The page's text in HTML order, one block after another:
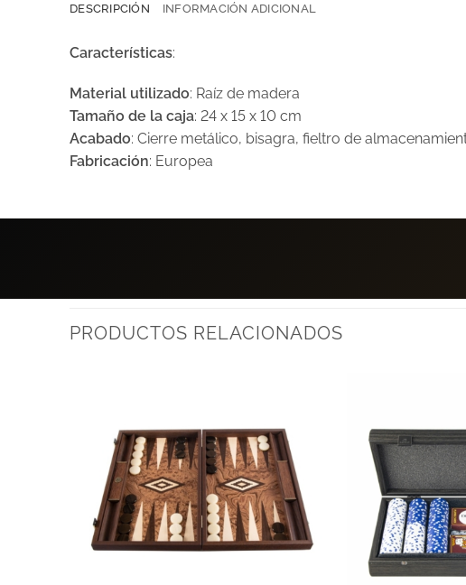
DESCRIPCIÓN INFORMACIÓN ADICIONAL
Características:
Material utilizado: Raíz de madera
Tamaño de la caja: 24 x 15 x 10 cm
Acabado: Cierre metálico, bisagra, fieltro de
Fabricación: Europea
PRODUCTOS RELACIONADOS